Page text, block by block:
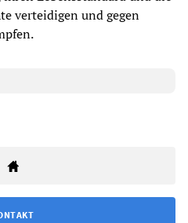
verteidigen und gegen